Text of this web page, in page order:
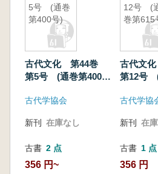
「遺物の複合的編年によ
推定法について」 岡安光彦
「遺物編年の現段階」
武具 内山敏行
「方頭大刀を中心にした
「北関東における群集墳
て」 斎藤 弘
「北武蔵における群集墳
5号 (通巻
第400号)
古代文化 第44巻
第5号 (通巻第400
古代学協会
新刊 在庫なし
古書 2 点
356 円~
12号 (
巻第615
古代文
第12号
古代学協
新刊 在
古書 1 点
356 円